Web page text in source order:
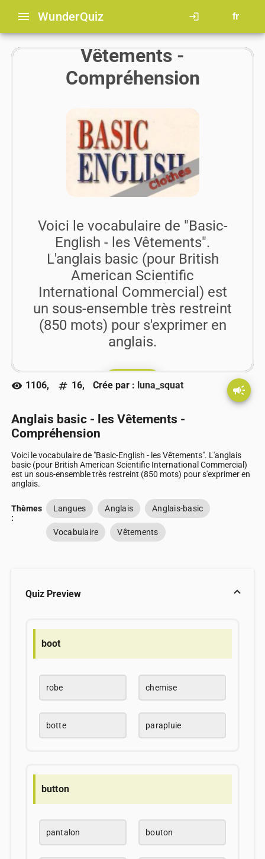
menu WunderQuiz login fr
Anglais basic - les
Vêtements -
Compréhension
Voici le vocabulaire de "Basic-
English - les Vêtements".
L'anglais basic (pour British
American Scientific
International Commercial) est
un sous-ensemble très restreint
(850 mots) pour s'exprimer en
anglais.
play_arrow Go !!
visibility 1106, numbers 16, Crée par : luna_squat campaign
Anglais basic - les Vêtements -
Compréhension
Voici le vocabulaire de "Basic-English - les Vêtements". L'anglais
basic (pour British American Scientific International Commercial)
est un sous-ensemble très restreint (850 mots) pour s'exprimer en
anglais.
Thèmes
:
Langues Anglais Anglais-basic
Vocabulaire Vêtements
Quiz Preview
boot
robe chemise
botte parapluie
button
pantalon bouton